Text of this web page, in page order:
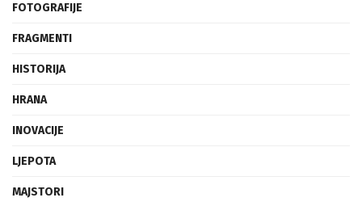
FOTOGRAFIJE
FRAGMENTI
HISTORIJA
HRANA
INOVACIJE
LJEPOTA
MAJSTORI